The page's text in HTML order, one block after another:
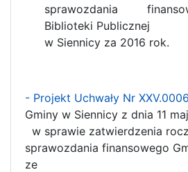
sprawozdania
Biblioteki Publicznej
w Siennicy za 2016 rok.
- Projekt Uchwały Nr
Gminy w Siennicy z dnia 11
w sprawie zatwierdzenia
sprawozdania finansowego
ze